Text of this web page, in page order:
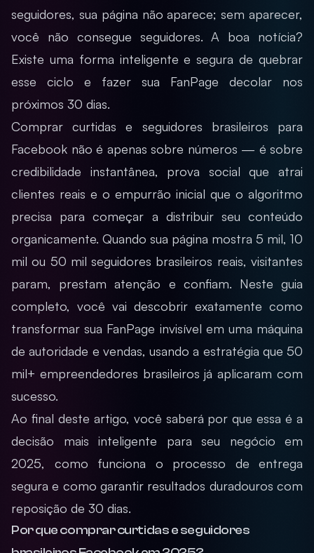
seguidores, sua página não aparece; sem aparecer,
você não consegue seguidores. A boa notícia?
Existe uma forma inteligente e segura de quebrar
esse ciclo e fazer sua FanPage decolar nos
próximos 30 dias.
Comprar curtidas e seguidores brasileiros para
Facebook não é apenas sobre números — é sobre
credibilidade instantânea, prova social que atrai
clientes reais e o empurrão inicial que o algoritmo
precisa para começar a distribuir seu conteúdo
organicamente. Quando sua página mostra 5 mil, 10
mil ou 50 mil seguidores brasileiros reais, visitantes
param, prestam atenção e confiam. Neste guia
completo, você vai descobrir exatamente como
transformar sua FanPage invisível em uma máquina
de autoridade e vendas, usando a estratégia que 50
mil+ empreendedores brasileiros já aplicaram com
sucesso.
Ao final deste artigo, você saberá por que essa é a
decisão mais inteligente para seu negócio em
2025, como funciona o processo de entrega
segura e como garantir resultados duradouros com
reposição de 30 dias.
Por que comprar curtidas e seguidores